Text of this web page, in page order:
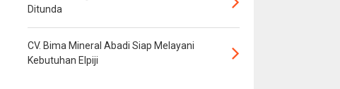
Ditunda
CV. Bima Mineral Abadi Siap Melayani
Kebutuhan Elpiji